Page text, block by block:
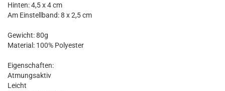
Hinten: 4,5 x 4 cm
Am Einstellband: 8 x 2,5 cm
Gewicht: 80g
Material: 100% Polyester
Eigenschaften:
Atmungsaktiv
Leicht